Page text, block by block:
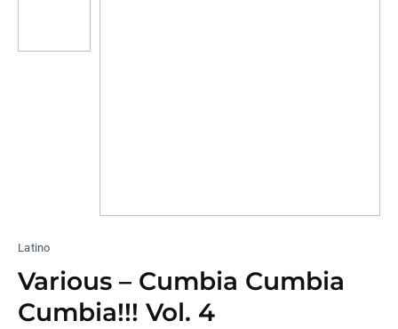
Latino
Various – Cumbia Cumbia
Cumbia!!! Vol. 4